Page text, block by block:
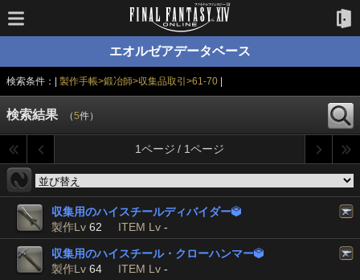
エオルゼアデータベース
検索条件：| 製作手帳>鍛冶師>収集品取引>61-70|
検索結果 （5件）
1ページ / 1ページ
収集用のハイスチールディバイダー
製作Lv 62 ITEM Lv -
収集用のハイスチール・クローハンマー
製作Lv 64 ITEM Lv -